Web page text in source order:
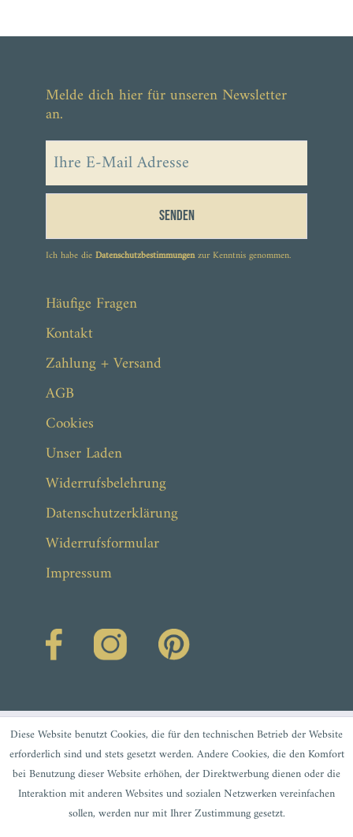
ab 43,90 €
Melde dich hier für unseren Newsletter
an.
Senden
Ich habe dieDatenschutzbestimmungenzur Kenntnis genommen.
Häufige Fragen
Kontakt
Zahlung + Versand
AGB
Cookies
Unser Laden
Widerrufsbelehrung
Datenschutzerklärung
Widerrufsformular
Impressum
Diese Website benutzt Cookies, die für den technischen Betrieb der Website
erforderlich sind und stets gesetzt werden. Andere Cookies, die den Komfort
bei Benutzung dieser Website erhöhen, der Direktwerbung dienen oder die
Interaktion mit anderen Websites und sozialen Netzwerken vereinfachen
sollen, werden nur mit Ihrer Zustimmung gesetzt.